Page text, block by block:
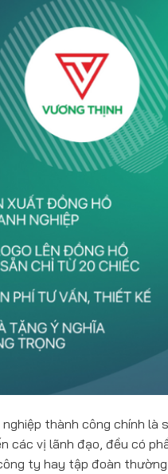
thành công chính là
các vị lãnh đạo, đều có
ty hay tập đoàn